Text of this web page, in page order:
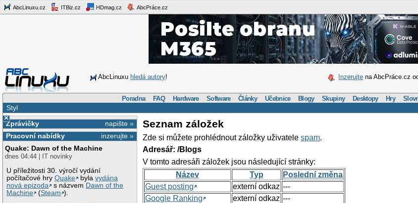
AbcLinuxu.cz ITBiz.cz HDmag.cz AbcPráce.cz
AbcLinuxu hledá autory! Inzerujte na AbcPráce.cz
Poradna FAQ Hardware Software Články Učebnice Blogy Skupiny Desktopy Hry
Styl
×
napište »
Zprávičky
inzerujte »
Pracovní nabídky
Quake: Dawn of the Machine
dnes 04:44 | IT novinky
U příležitosti 30. výročí vydání
počítačové hryQuake bylavydána
nová epizoda
s názvem Dawn of the
Machine
(Steam ).
Seznam záložek
Zde si můžete prohlédnout záložky uživatelespam.
Adresář: /Blogs
V tomto adresáři záložek jsou následující stránky:
Název
Typ
Poslední změna
Guest posting
externí odkaz ---
Google Ranking
externí odkaz ---